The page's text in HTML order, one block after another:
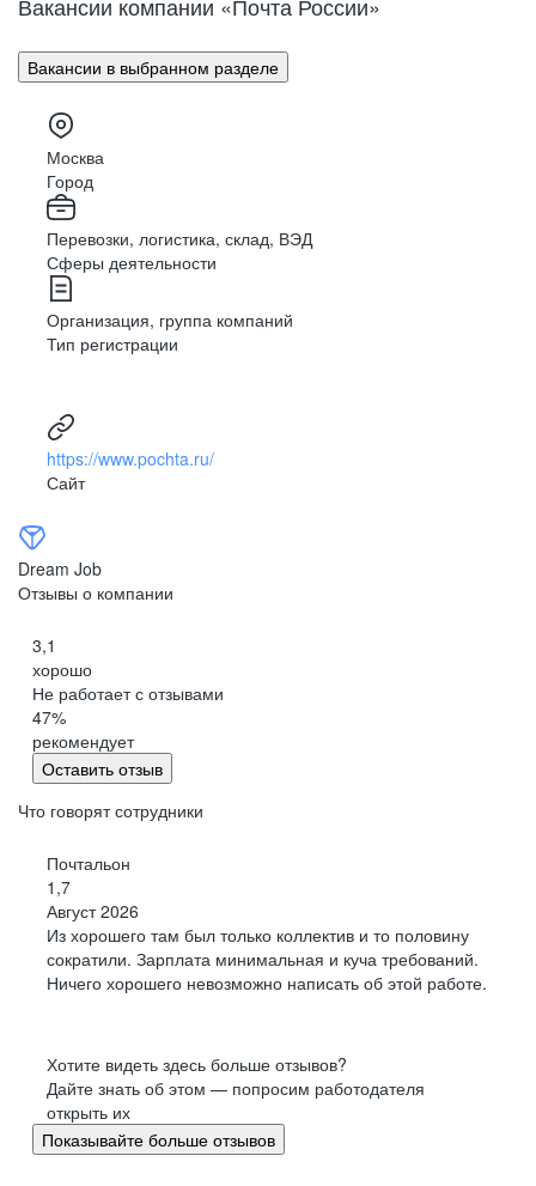
Поволжье
Урал
Сибирь
Дальний Восток
Северный Кавказ
Улан-Удэ
Владивосток
Владимир
Волгоград
Воронеж
Махачкала
Биробиджан
Иваново (Ивановская область)
Израиль
Магас
Казахстан
Калининград
Элиста
Петропавловск-Камчатский
Черкесск
Киров
Китай
Сыктывкар
Кострома
Краснодар
Курск
Липецк
Магадан
Йошкар-Ола
Саранск
Великий Новгород
Омск
Орел
Вакансии в выбранном разделе
Москва
Город
Перевозки, логистика, склад, ВЭД
Сферы деятельности
Организация, группа компаний
Тип регистрации
https://www.pochta.ru/
Сайт
Dream Job
Отзывы о компании
3,1
хорошо
Не работает с отзывами
47%
рекомендует
Оставить отзыв
Что говорят сотрудники
Почтальон
1,7
Август 2026
Из хорошего там был только коллектив и то половину
сократили. Зарплата минимальная и куча требований.
Ничего хорошего невозможно написать об этой работе.
Хотите видеть здесь больше отзывов?
Дайте знать об этом — попросим работодателя
открыть их
Показывайте больше отзывов